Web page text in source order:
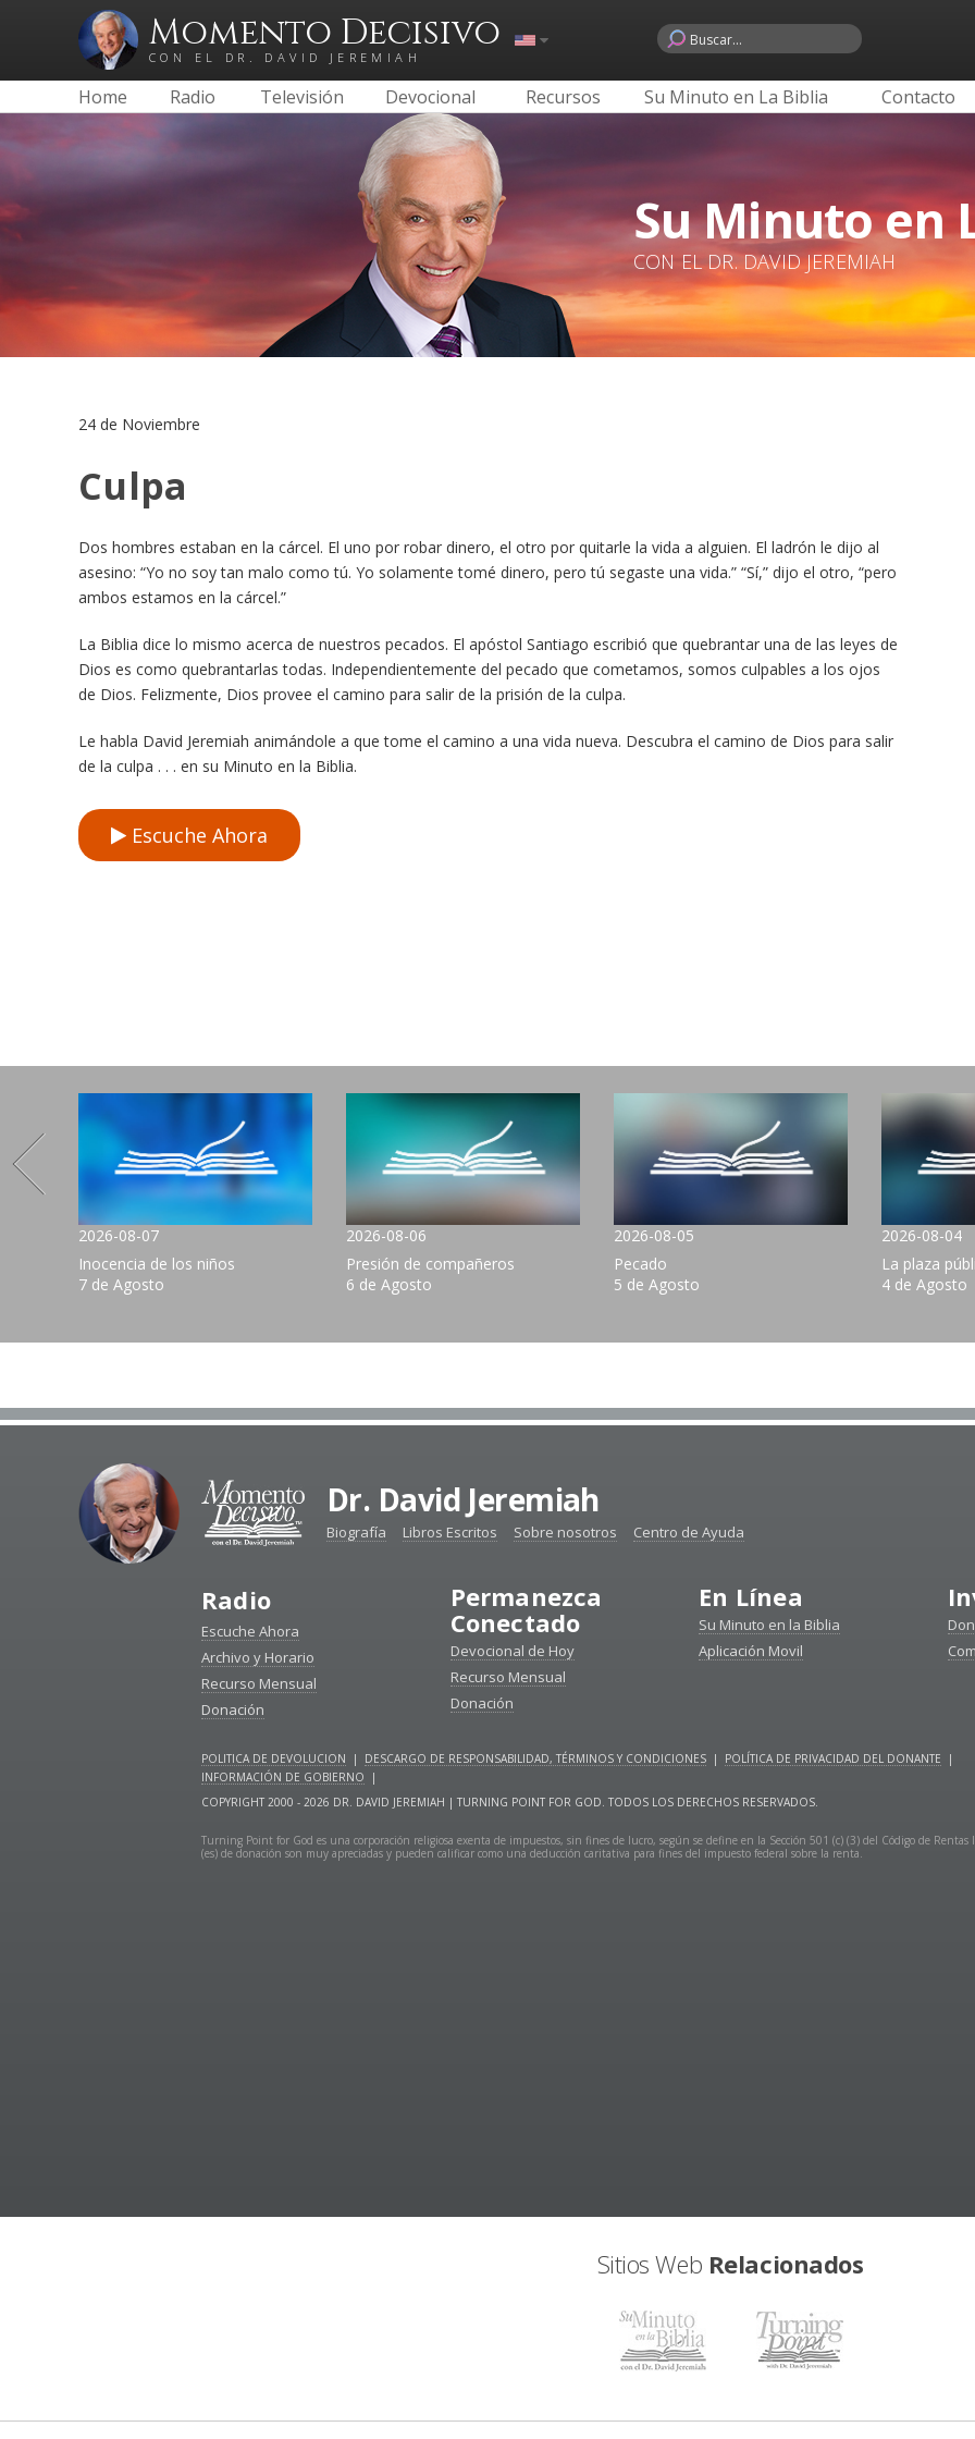
Momento Decisivo
CON EL DR. DAVID JEREMIAH
Home Radio Televisión Devocional Recursos Su Minuto en La Biblia Contacto
Su Minuto en
CON EL DR. DAVID JEREMIAH
24 de Noviembre
Culpa
Dos hombres estaban en la cárcel. El uno por robar dinero, el otro por quitarle la vida a alguien. El ladrón le dijo al
asesino: “Yo no soy tan malo como tú. Yo solamente tomé dinero, pero tú segaste una vida.” “Sí,” dijo el otro, “pero
ambos estamos en la cárcel.”
La Biblia dice lo mismo acerca de nuestros pecados. El apóstol Santiago escribió que quebrantar una de las leyes de
Dios es como quebrantarlas todas. Independientemente del pecado que cometamos, somos culpables a los ojos
de Dios. Felizmente, Dios provee el camino para salir de la prisión de la culpa.
Le habla David Jeremiah animándole a que tome el camino a una vida nueva. Descubra el camino de Dios para salir
de la culpa . . . en su Minuto en la Biblia.
Escuche Ahora
2026-08-07
Inocencia de los niños
7 de Agosto
2026-08-06
Presión de compañeros
6 de Agosto
2026-08-05
Pecado
5 de Agosto
2026-08-04
La plaza
4 de Agosto
Dr. David Jeremiah
Biografía Libros Escritos Sobre nosotros Centro de Ayuda
Radio
Escuche Ahora
Archivo y Horario
Recurso Mensual
Donación
Permanezca
Conectado
Devocional de Hoy
Recurso Mensual
Donación
En Línea
Su Minuto en la Biblia
Aplicación Movil
POLITICA DE DEVOLUCION | DESCARGO DE RESPONSABILIDAD, TÉRMINOS Y CONDICIONES | POLÍTICA DE PRIVACIDAD DEL DONANTE |
INFORMACIÓN DE GOBIERNO |
COPYRIGHT 2000 - 2026 DR. DAVID JEREMIAH | TURNING POINT FOR GOD. TODOS LOS DERECHOS RESERVADOS.
Turning Point for God es una corporación religiosa exenta de impuestos, sin fines de lucro, según se define en la Sección 501 (c) (3) del Código de Rentas
(es) de donación son muy apreciadas y pueden calificar como una deducción caritativa para fines del impuesto federal sobre la renta.
Sitios Web Relacionados